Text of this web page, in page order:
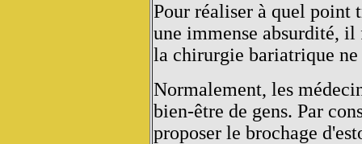
Pour réaliser à quel point
une immense absurdité,
la chirurgie bariatrique
Normalement, les
bien-être de gens. Par
proposer le brochage